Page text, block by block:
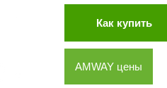
Как купить
AMWAY цены